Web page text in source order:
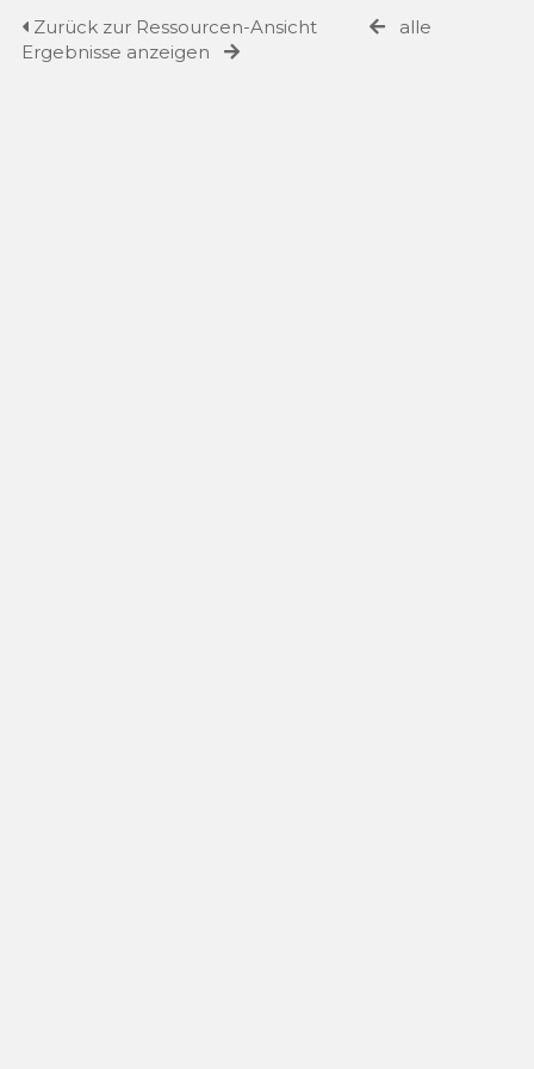
Zurück zur Ressourcen-Ansicht
alle
Ergebnisse anzeigen